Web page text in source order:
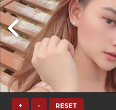
+ - RESET